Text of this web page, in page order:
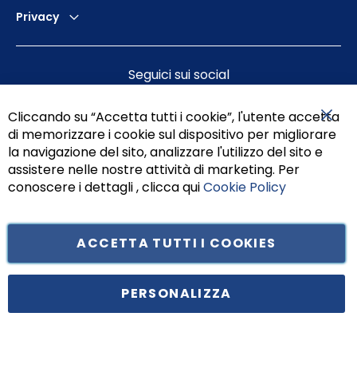
Privacy
Seguici sui social
Principe di Piemonte 199, cap. 80026 Casoria (NA) - C.F. 05834470634 -
Cliccando su “Accetta tutti i cookie”, l'utente accetta
di memorizzare i cookie sul dispositivo per migliorare
la navigazione del sito, analizzare l'utilizzo del sito e
assistere nelle nostre attività di marketing. Per
conoscere i dettagli , clicca quiCookie Policy
ACCETTA TUTTI I COOKIES
PERSONALIZZA